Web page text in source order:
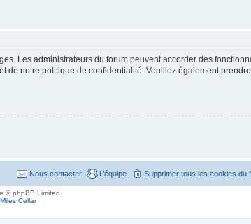
Les administrateurs du forum peuvent accorder des
de notre politique de confidentialité. Veuillez également
Supprimer tous les cookies du
L’équipe
Nous contacter
© phpBB Limited
Miles Cellar